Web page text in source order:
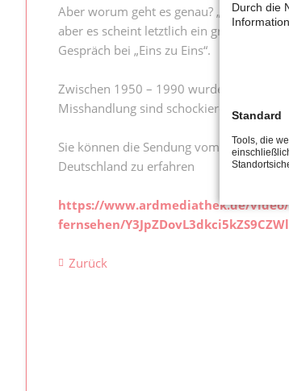
Aber worum geht es genau? „Es war
aber es scheint letztlich ein großes
Gespräch bei „Eins zu Eins“.
Zwischen 1950 – 1990 wurden
Misshandlung sind schockierend.
Sie können die Sendung vom
Deutschland zu erfahren
https://www.ardmediathek.de/
fernsehen/
Zurück
Durch die
Standard
Tools, die